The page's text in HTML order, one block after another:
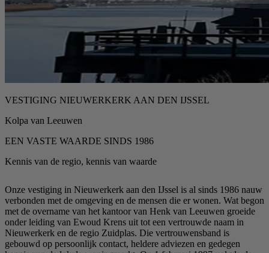
VESTIGING NIEUWERKERK AAN DEN IJSSEL
Kolpa van Leeuwen
EEN VASTE WAARDE SINDS 1986
Kennis van de regio, kennis van waarde
Onze vestiging in Nieuwerkerk aan den IJssel is al sinds 1986 nauw
verbonden met de omgeving en de mensen die er wonen. Wat begon
met de overname van het kantoor van Henk van Leeuwen groeide
onder leiding van Ewoud Krens uit tot een vertrouwde naam in
Nieuwerkerk en de regio Zuidplas. Die vertrouwensband is
gebouwd op persoonlijk contact, heldere adviezen en gedegen